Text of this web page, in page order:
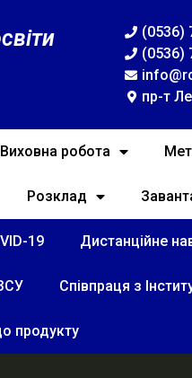
(0536)
(0536)
пр-т
Виховна робота
Розклад
19 Дистанційне
Співпраця з
продукту